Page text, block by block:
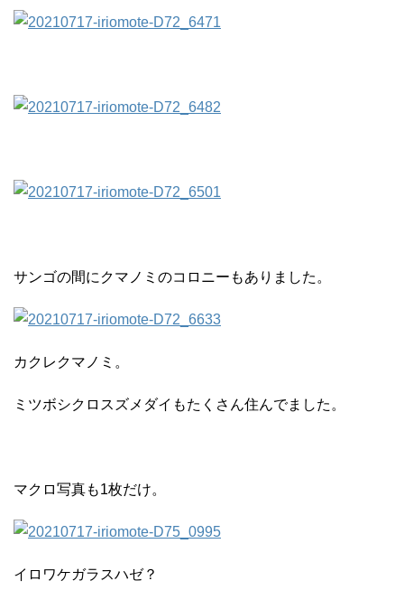
サンゴの間にクマノミのコロニーもありました。
カクレクマノミ。
ミツボシクロスズメダイもたくさん住んでました。
マクロ写真も1枚だけ。
イロワケガラスハゼ？